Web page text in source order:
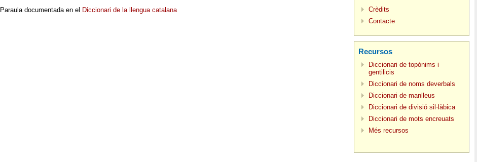
Paraula documentada en el Diccionari de la llengua catalana
Crèdits
Contacte
Recursos
Diccionari de topònims i
gentilicis
Diccionari de noms deverbals
Diccionari de manlleus
Diccionari de divisió sil·làbica
Diccionari de mots encreuats
Més recursos